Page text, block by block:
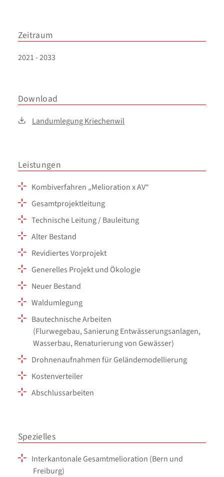
Zeitraum
2021 - 2033
Download
Landumlegung Kriechenwil
Leistungen
Kombiverfahren „Melioration x AV“
Gesamtprojektleitung
Technische Leitung / Bauleitung
Alter Bestand
Revidiertes Vorprojekt
Generelles Projekt und Ökologie
Neuer Bestand
Waldumlegung
Bautechnische Arbeiten
(Flurwegebau, Sanierung Entwässerungsanlagen,
Wasserbau, Renaturierung von Gewässer)
Drohnenaufnahmen für Geländemodellierung
Kostenverteiler
Abschlussarbeiten
Spezielles
Interkantonale Gesamtmelioration (Bern und
Freiburg)